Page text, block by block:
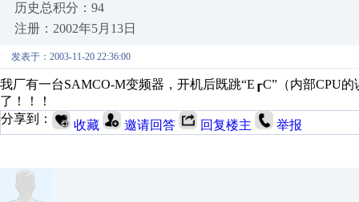
历史总积分：94
注册：2002年5月13日
发表于：2003-11-20 22:36:00
我厂有一台SAMCO-M变频器，开机后既跳“E┎C”（内部CPU
了！！！
分享到：
收藏 邀请回答 回复楼主 举报